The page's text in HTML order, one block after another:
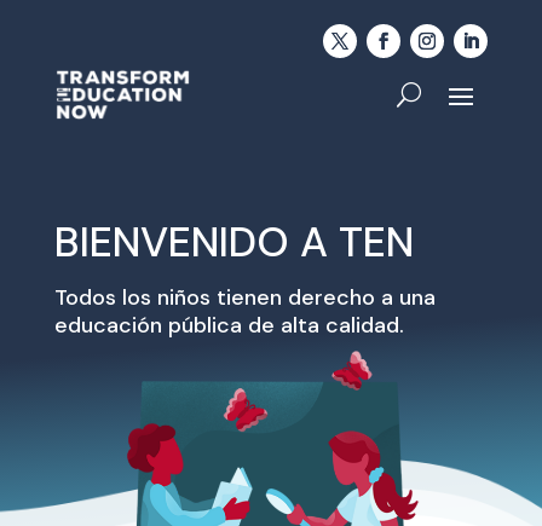
BIENVENIDO A TEN
Todos los niños tienen derecho a una
educación pública de alta calidad.